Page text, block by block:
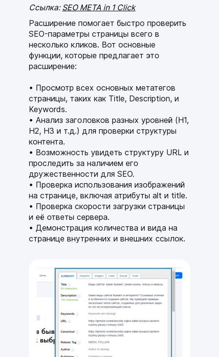
0₽
Бесплатный шаблон сайта
под вашу сферу бизнеса
0₽
месяца
/год
Забронировать предложение
Получите подарки
от mottor при
подключении
тарифа
спецпредложение
Ссылка: SEO META in 1 Click
Расширение помогает быстро проверить
SEO-параметры страницы всего в
несколько кликов. Вот основные
функции, которые предлагает это
расширение:
Просмотр всех основных метатегов
страницы, таких как Title, Description, и
Keywords.
Анализ заголовков разных уровней (H1,
H2, H3 и т.д.) для проверки структуры
контента.
Возможность увидеть структуру URL и
проследить за наличием его
дружественности для SEO.
Проверка использования изображений
на странице, включая атрибуты alt и title.
Проверка скорости загрузки страницы
и её ответы сервера.
Демонстрация количества и вида на
странице внутренних и внешних ссылок.